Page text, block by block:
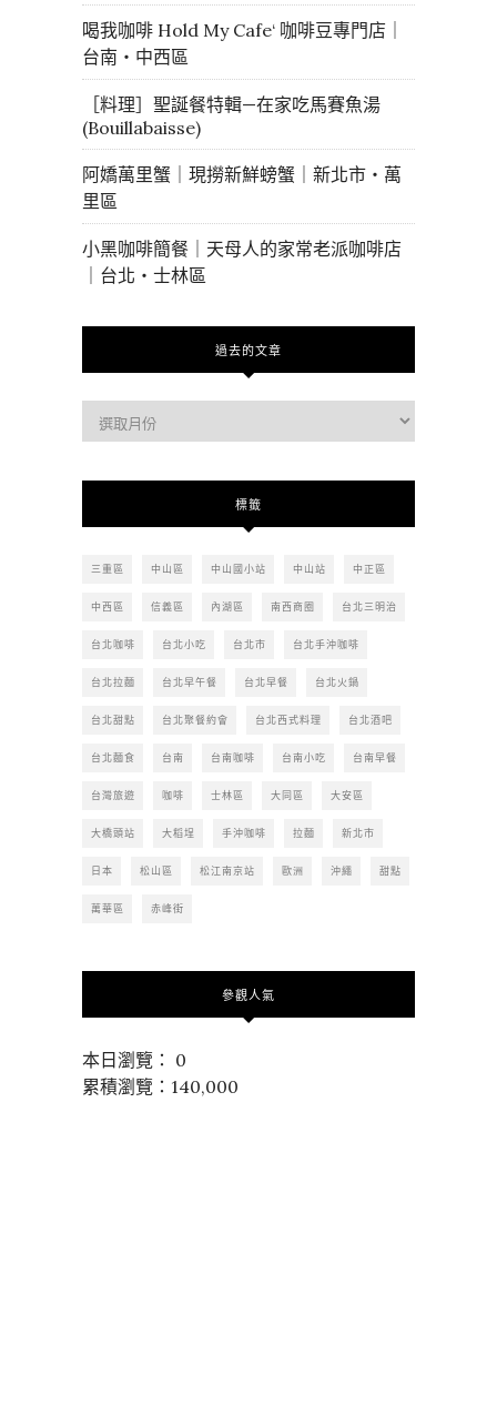
喝我咖啡 Hold My Cafe‘ 咖啡豆專門店｜
台南・中西區
［料理］聖誕餐特輯—在家吃馬賽魚湯
(Bouillabaisse)
阿嬌萬里蟹｜現撈新鮮螃蟹｜新北市・萬
里區
小黑咖啡簡餐｜天母人的家常老派咖啡店
｜台北・士林區
過去的文章
去
標籤
三重區 中山區 中山國小站 中山站 中正區
中西區 信義區 內湖區 南西商圈 台北三明治
台北咖啡 台北小吃 台北市 台北手沖咖啡
台北拉麵 台北早午餐 台北早餐 台北火鍋
台北甜點 台北聚餐約會 台北西式料理 台北酒吧
台北麵食 台南 台南咖啡 台南小吃 台南早餐
台灣旅遊 咖啡 士林區 大同區 大安區
大橋頭站 大稻埕 手沖咖啡 拉麵 新北市
日本 松山區 松江南京站 歐洲 沖繩 甜點
萬華區 赤峰街
參觀人氣
本日瀏覽： 0
累積瀏覽：140,000